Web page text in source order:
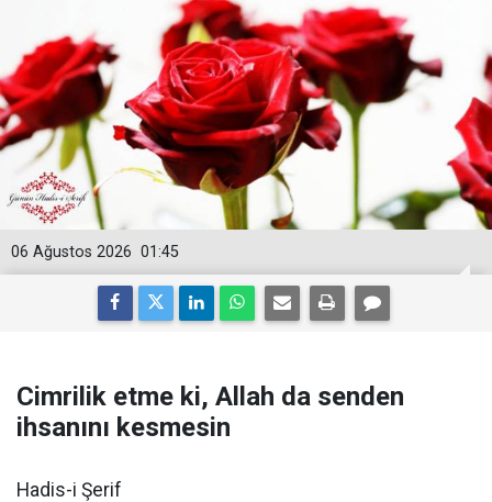
01:45
06 Ağustos 2026
Cimrilik etme ki, Allah da senden
ihsanını kesmesin
Hadis-i Şerif